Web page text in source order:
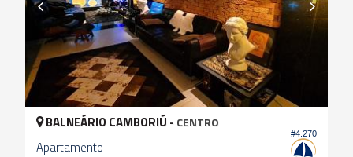
#4.270
BALNEÁRIO CAMBORIÚ - CENTRO
Apartamento